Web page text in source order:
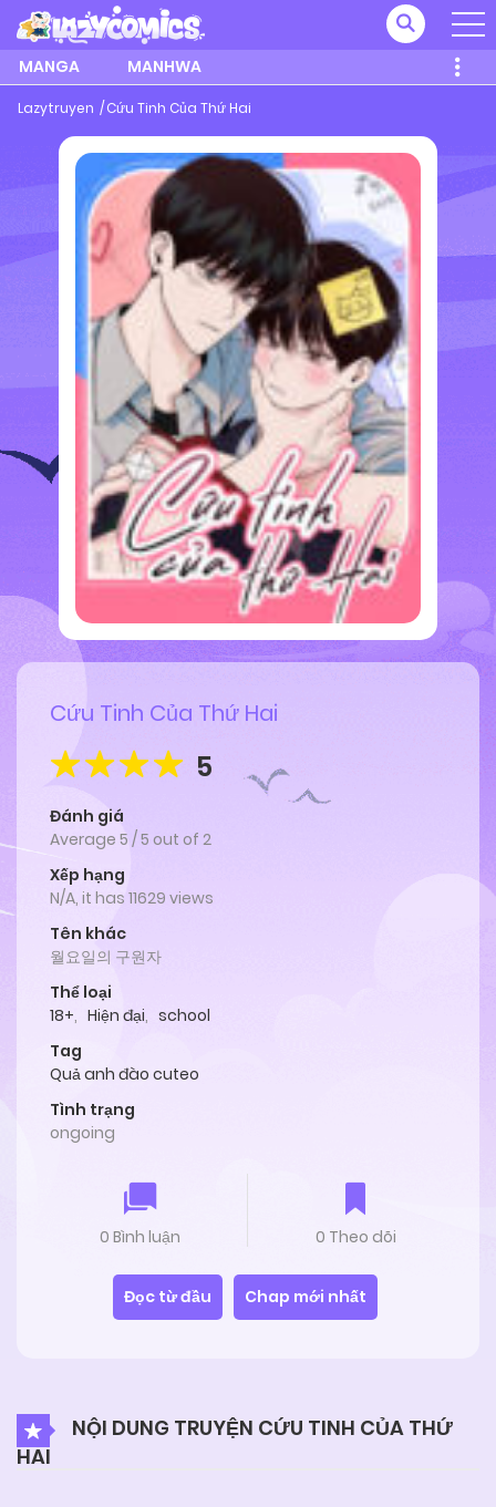
MANGA MANHWA
Lazytruyen Cứu Tinh Của Thứ Hai
Cứu Tinh Của Thứ Hai
5
Đánh giá
Average 5 /5 out of 2
Xếp hạng
N/A, it has 11629 views
Tên khác
월요일의 구원자
Thể loại
18+, Hiện đại, school
Tag
Quả anh đào cuteo
Tình trạng
ongoing
0 Bình luận 0 Theo dõi
Đọc từ đầu Chap mới nhất
NỘI DUNG TRUYỆN CỨU TINH CỦA THỨ
HAI